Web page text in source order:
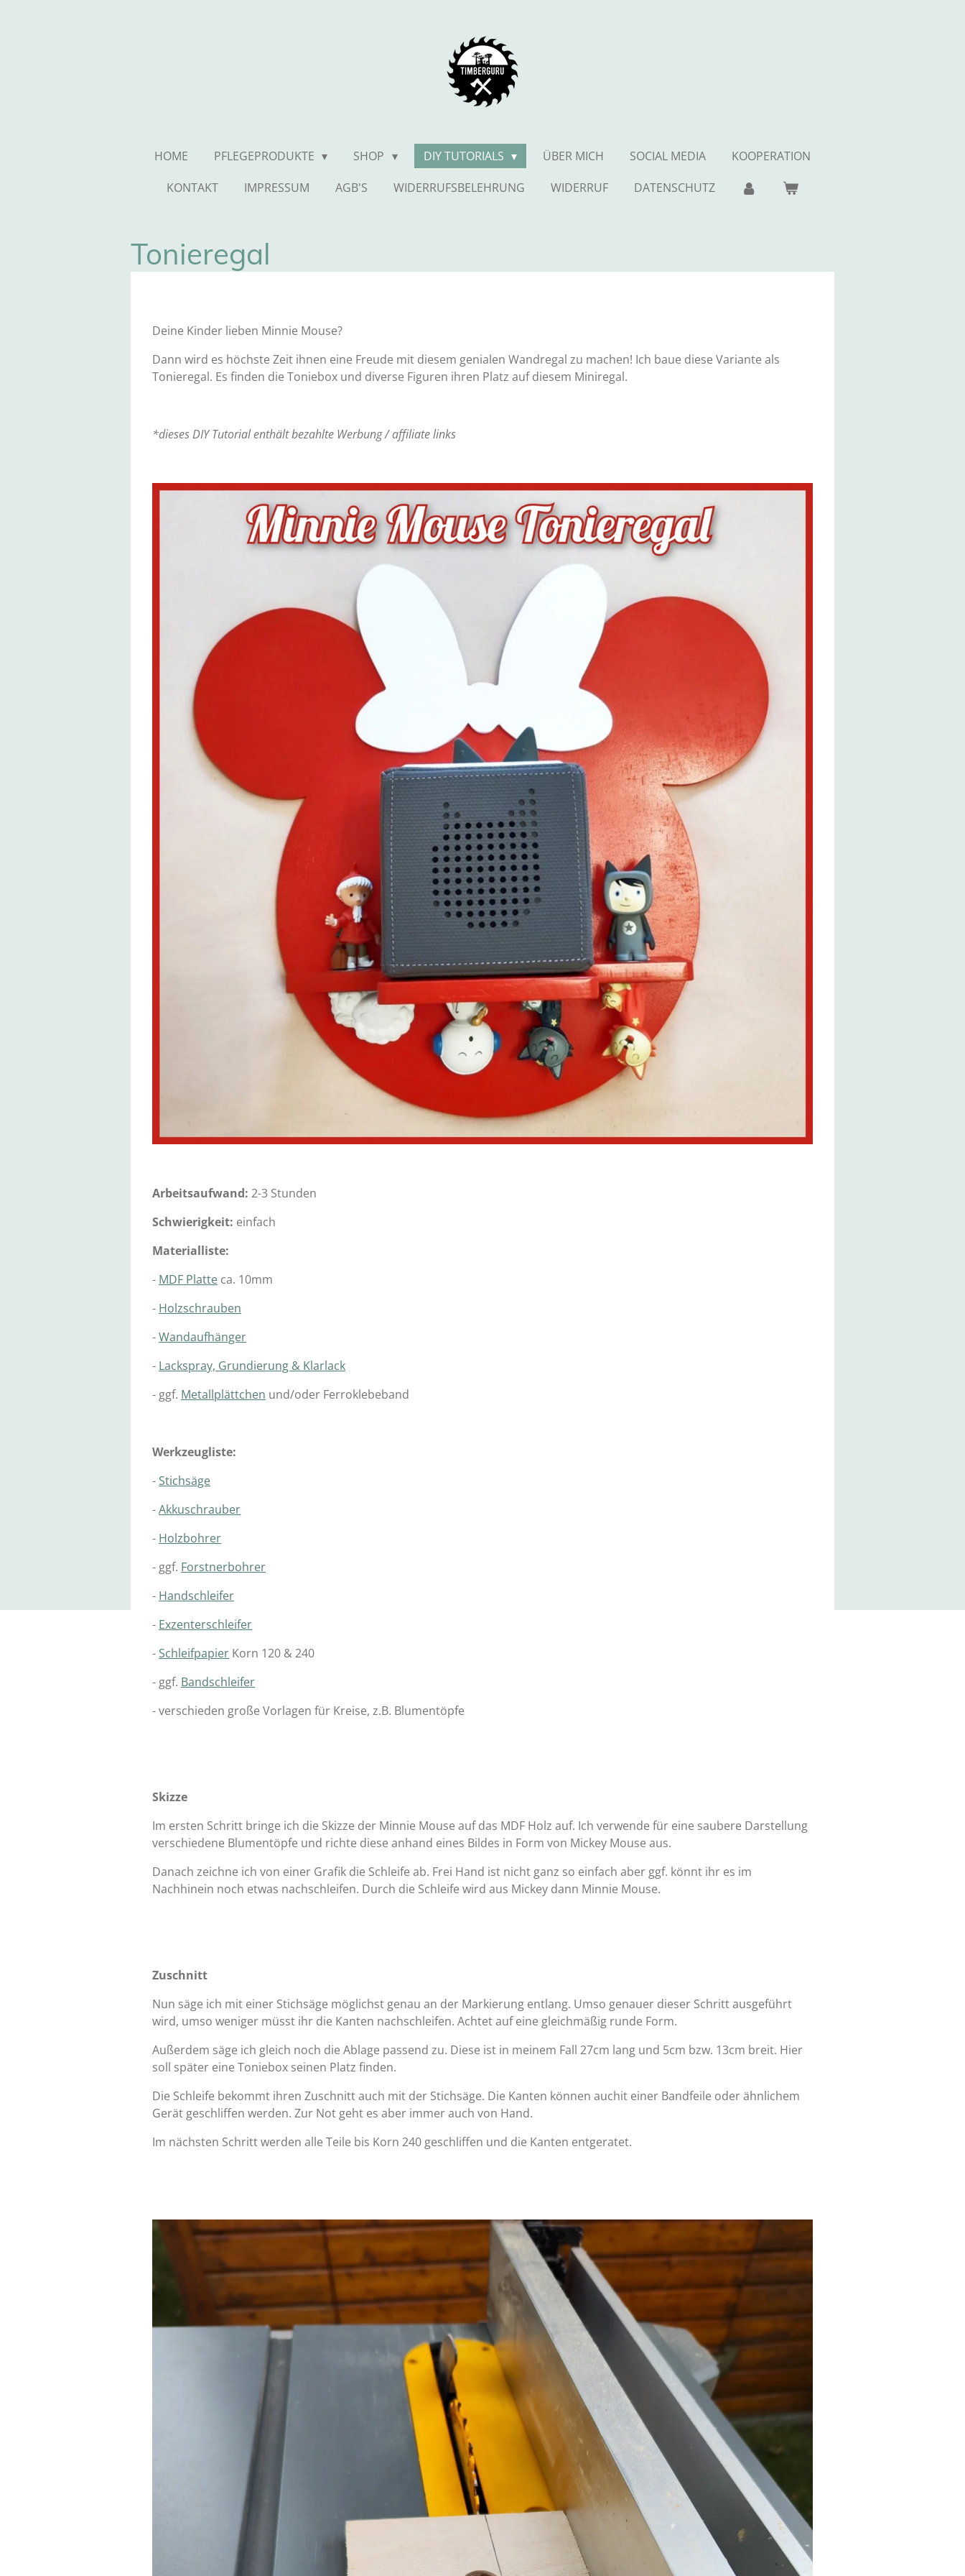
HOME PFLEGEPRODUKTE SHOP DIY TUTORIALS ÜBER MICH SOCIAL MEDIA
KOOPERATION
KONTAKT
IMPRESSUM AGB'S WIDERRUFSBELEHRUNG WIDERRUF DATENSCHUTZ
Tonieregal
Deine Kinder lieben Minnie Mouse?
Dann wird es höchste Zeit ihnen eine Freude mit diesem genialen Wandregal zu machen! Ich baue diese Variante als
Tonieregal. Es finden die Toniebox und diverse Figuren ihren Platz auf diesem Miniregal.
*dieses DIY Tutorial enthält bezahlte Werbung / affiliate links
Arbeitsaufwand: 2-3 Stunden
Schwierigkeit: einfach
Materialliste:
- MDF Platte ca. 10mm
- Holzschrauben
-Wandaufhänger
- Lackspray, Grundierung & Klarlack
- ggf. Metallplättchen und/oder Ferroklebeband
Werkzeugliste:
- Stichsäge
-Akkuschrauber
- Holzbohrer
- ggf. Forstnerbohrer
- Handschleifer
- Exzenterschleifer
- Schleifpapier Korn 120 & 240
- ggf. Bandschleifer
- verschieden große Vorlagen für Kreise, z.B. Blumentöpfe
Skizze
Im ersten Schritt bringe ich die Skizze der Minnie Mouse auf das MDF Holz auf. Ich verwende für eine saubere Darstellung
verschiedene Blumentöpfe und richte diese anhand eines Bildes in Form von Mickey Mouse aus.
Danach zeichne ich von einer Grafik die Schleife ab. Frei Hand ist nicht ganz so einfach aber ggf. könnt ihr es im
Nachhinein noch etwas nachschleifen. Durch die Schleife wird aus Mickey dann Minnie Mouse.
Zuschnitt
Nun säge ich mit einer Stichsäge möglichst genau an der Markierung entlang. Umso genauer dieser Schritt ausgeführt
wird, umso weniger müsst ihr die Kanten nachschleifen. Achtet auf eine gleichmäßig runde Form.
Außerdem säge ich gleich noch die Ablage passend zu. Diese ist in meinem Fall 27cm lang und 5cm bzw. 13cm breit. Hier
soll später eine Toniebox seinen Platz finden.
Die Schleife bekommt ihren Zuschnitt auch mit der Stichsäge. Die Kanten können auchit einer Bandfeile oder ähnlichem
Gerät geschliffen werden. Zur Not geht es aber immer auch von Hand.
Im nächsten Schritt werden alle Teile bis Korn 240 geschliffen und die Kanten entgeratet.